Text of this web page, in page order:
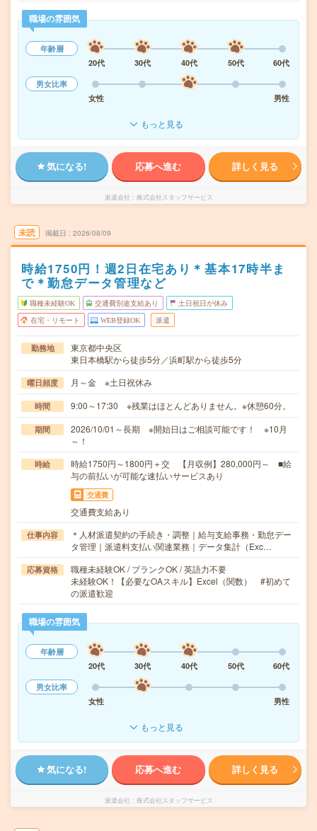
職場の雰囲気
年齢層
20代
30代 40代 50代
60代
男女比率
女性
男性
もっと見る
気になる! 応募へ進む 詳しく見る
派遣会社 株式会社スタッフサービス
未読 掲載日 2026/08/09
時給1750円！週2日在宅あり＊基本17時半ま
で＊勤怠データ管理など
職種未経験OK 交通費別途支給あり 土日祝日が休み
在宅・リモート WEB登録OK 派遣
勤務地
東京都中央区
東日本橋駅から徒歩5分／浜町駅から徒歩5分
曜日頻度 月～金 ※土日祝休み
時間 9:00～17:30 ※残業はほとんどありません。※休憩60分。
期間
2026/10/01～長期 ※開始日はご相談可能です！ ※10月
～！
時給
時給1750円～1800円＋交 【月収例】280,000円～ ■給
与の前払いが可能な速払いサービスあり
交通費
交通費支給あり
仕事内容
＊人材派遣契約の手続き・調整｜給与支給事務・勤怠デー
タ管理｜派遣料支払い関連業務｜データ集計（Exc…
応募資格
職種未経験OK / ブランクOK / 英語力不要
未経験OK！【必要なOAスキル】Excel（関数） #初めて
の派遣歓迎
職場の雰囲気
年齢層
20代
30代 40代 50代
60代
男女比率
女性
男性
もっと見る
気になる! 応募へ進む 詳しく見る
派遣会社 株式会社スタッフサービス